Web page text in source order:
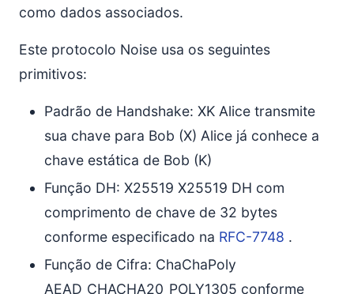
como dados associados.
Este protocolo Noise usa os seguintes
primitivos:
Padrão de Handshake: XK Alice transmite
sua chave para Bob (X) Alice já conhece a
chave estática de Bob (K)
Função DH: X25519 X25519 DH com
comprimento de chave de 32 bytes
conforme especificado na RFC-7748 .
Função de Cifra: ChaChaPoly
AEAD_CHACHA20_POLY1305 conforme